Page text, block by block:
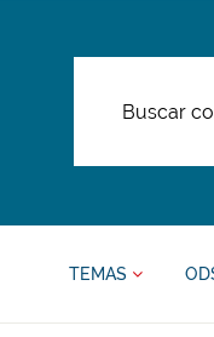
TEMAS